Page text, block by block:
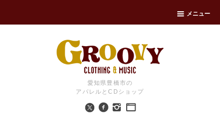
メニュー
愛知県豊橋市の
アパレルとCDショップ